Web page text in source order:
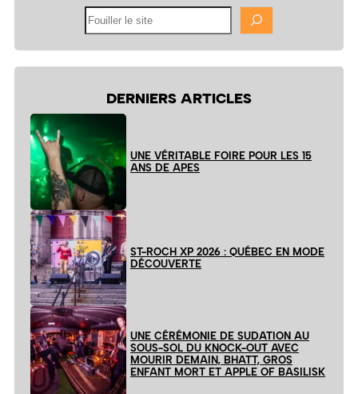
DERNIERS ARTICLES
UNE VÉRITABLE FOIRE POUR LES 15
ANS DE APES
ST-ROCH XP 2026 : QUÉBEC EN MODE
DÉCOUVERTE
UNE CÉRÉMONIE DE SUDATION AU
SOUS-SOL DU KNOCK-OUT AVEC
MOURIR DEMAIN, BHATT, GROS
ENFANT MORT ET APPLE OF BASILISK